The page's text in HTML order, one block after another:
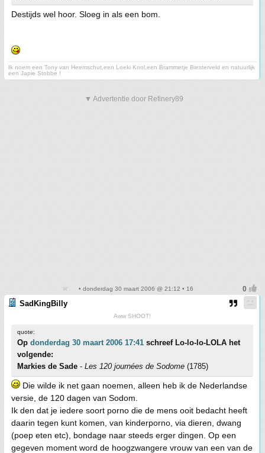
Destijds wel hoor. Sloeg in als een bom.
Ik noem een Tony van Heemschut,een Loeki Knol,een Brammetje Biesterveld en natuurlijk
een Japie Stobbe !
▼ Advertentie door Refinery89
• donderdag 30 maart 2006 @ 21:12 • 16
SadKingBilly
Aww SHOOT!
quote:
Op donderdag 30 maart 2006 17:41 schreef Lo-lo-lo-LOLA het
volgende:
Markies de Sade - Les 120 journées de Sodome (1785)
Die wilde ik net gaan noemen, alleen heb ik de Nederlandse
versie, de 120 dagen van Sodom.
Ik den dat je iedere soort porno die de mens ooit bedacht heeft
daarin tegen kunt komen, van kinderporno, via dieren, dwang
(poep eten etc), bondage naar steeds erger dingen. Op een
gegeven moment word de hoogzwangere vrouw van een van de